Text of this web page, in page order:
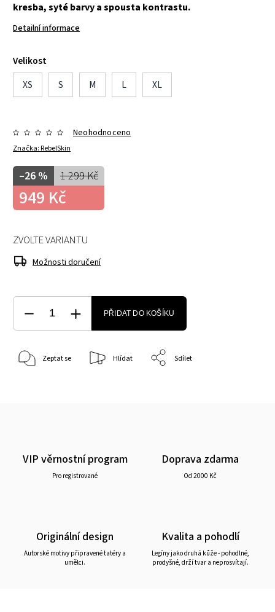
kresba, syté barvy a spousta kontrastu.
Detailní informace
Velikost
XS
S M L XL
Značka:RebelSkin
Neohodnoceno
1 299 Kč
–26 %
949 Kč
ZVOLTE VARIANTU
Možnosti doručení
PŘIDAT DO KOŠÍKU
Zeptat se Hlídat Sdílet
VIP věrnostní program
Pro registrované
Doprava zdarma
Od 2000 Kč
Originální design
Autorské motivy připravené tatéry a
umělci.
Kvalita a pohodlí
Legíny jako druhá kůže - pohodlné,
prodyšné, drží tvar a neprosvítají.